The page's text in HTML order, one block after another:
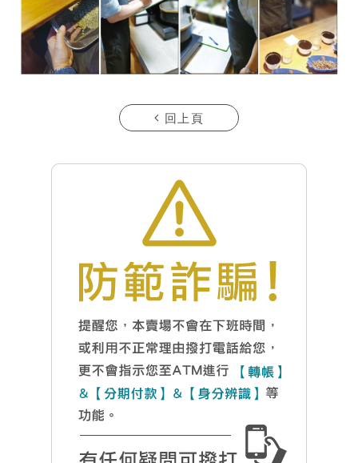
回上頁